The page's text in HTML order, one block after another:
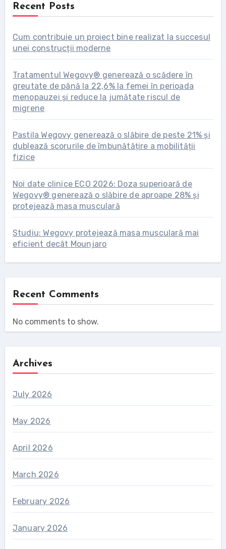
Recent Posts
Cum contribuie un proiect bine realizat la succesul
unei construcții moderne
Tratamentul Wegovy® generează o scădere în
greutate de până la 22,6% la femei în perioada
menopauzei și reduce la jumătate riscul de
migrene
Pastila Wegovy generează o slăbire de peste 21% și
dublează scorurile de îmbunătățire a mobilității
fizice
Noi date clinice ECO 2026: Doza superioară de
Wegovy® generează o slăbire de aproape 28% și
protejează masa musculară
Studiu: Wegovy protejează masa musculară mai
eficient decât Mounjaro
Recent Comments
No comments to show.
Archives
July 2026
May 2026
April 2026
March 2026
February 2026
January 2026